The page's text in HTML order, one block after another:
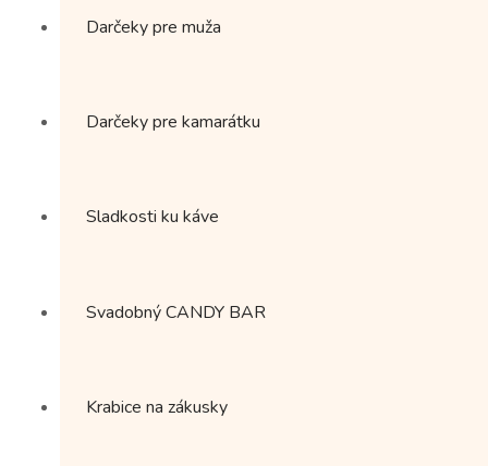
Darčeky pre muža
Darčeky pre kamarátku
Sladkosti ku káve
Svadobný CANDY BAR
Krabice na zákusky